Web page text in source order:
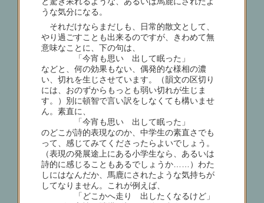
うな気分になる。
それだけならまだしも、日常的散文として、
やり過ごすことも出来るのですが、きわめて無
意味なことに、下の句は、
「今宵も思い 出して眠った」
などと、何の効果もない、偶発的な様相の濃
い、切れを生じさせています。（韻文の区切り
には、おのずからもっとも弱い切れが生じま
す。）別に頓智で言い訳をしなくても構いませ
ん。素直に、
「今宵も思い 出して眠った」
のどこが詩的表現なのか、中学生の素直さでも
って、感じてみてくださったらよいでしょう。
（表現の発展途上にある小学生なら、あるいは
詩的に感じることもあるでしょうか……）わた
しにはなんだか、馬鹿にされたような気持ちが
してなりません。これが例えば、
「どこかへ走り 出したくなるけど」